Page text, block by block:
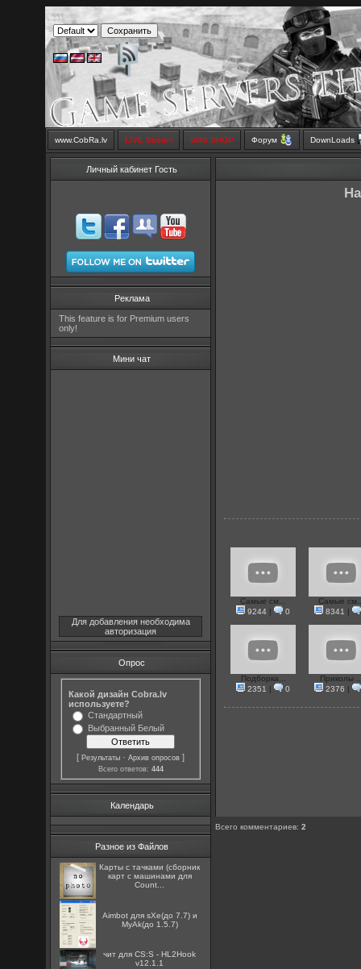
www.CobRa.lv LIVE Stream SMS SHOP Форум DownLoads
Личный кабинет Гость
Реклама
This feature is for Premium users
only!
Мини чат
Для добавления необходима
авторизация
Опрос
Какой дизайн Cobra.lv
используете?
Стандартный
Выбранный Белый
[Результаты ·Архив опросов ]
Всего ответов: 444
Календарь
Разное из Файлов
Карты с тачками (сборник
карт с машинами для
Count...
Aimbot для sXe(до 7.7) и
MyAk(до 1.5.7)
чит для CS:S - HL2Hook
v12.1.1
Самые см...
9244 | 0
Самые
8341 |
Подборка...
2351 | 0
Приколы
2376 |
Всего комментариев:2